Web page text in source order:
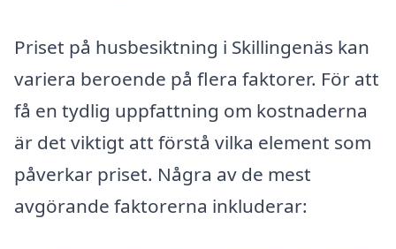
Priset på husbesiktning i Skillingenäs kan
variera beroende på flera faktorer. För att
få en tydlig uppfattning om kostnaderna
är det viktigt att förstå vilka element som
påverkar priset. Några av de mest
avgörande faktorerna inkluderar: